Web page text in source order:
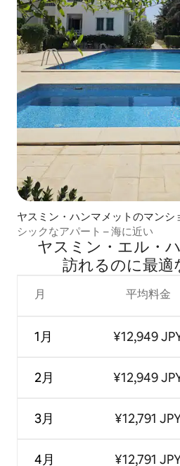
ヤスミン・ハンマメットのマンシ
ト
シックなアパート – 海に近い
ヤスミン・エル・
訪⁠れ⁠るの⁠に最⁠適⁠
月
1月
2月
3月
4月
平均料金
¥12,949
¥12,949
¥12,791
¥12,791